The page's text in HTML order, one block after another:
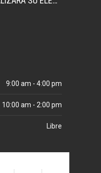
9:00 am - 4:00 pm
10:00 am - 2:00 pm
Libre